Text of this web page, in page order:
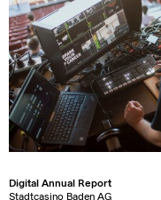
Digital Annual Report
Stadtcasino Baden AG